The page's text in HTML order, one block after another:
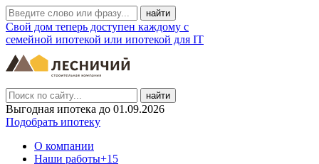
Свой дом теперь доступен каждому с
семейной ипотекой или ипотекой для IT
найти
Выгодная ипотека до 01.09.2026
Подобрать ипотеку
О компании
Наши работы+15